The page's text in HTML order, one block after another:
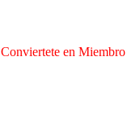
Conviertete en